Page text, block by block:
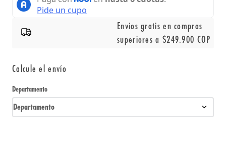
Envíos gratis en compras
superiores a $249.900 COP
Calcule el envío
Departamento
Departamento